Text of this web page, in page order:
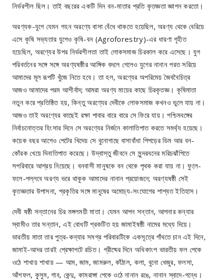
নির্ভরশীল ছিল। তাই বছরের একটি দিন বন-মাতার প্রতি কৃতজ্ঞতা জ্ঞাপন করতো।
অরণ্যক-যুগে যেমন গহন অরণ্যে বাসা বেঁধে থাকতে হয়েছিল, অরণ্য থেকে বেরিয়ে
এসে কৃষি সভ্যতার যুগেও কৃষি-বন (Agroforestry)-এর ধারণা গৃহীত
হয়েছিল, অরণ্যের উপর নির্ভরশীলতা তাই লোকসমাজ চিরকাল করে এসেছে। যুগ
পরিবর্তনের সঙ্গে সঙ্গে অরণ্যষষ্ঠীর আঙ্গিক বদলে গেলেও যুগের নানান পরত সরিয়ে
আমাদের মূল রূপটি খুঁজে নিতে হবে। তা হল, অরণ্যের অপরিমেয় জৈববৈচিত্র
আজও আমাদের পরম আশীর্বাদ; আমরা অরণ্য মায়ের কাছে চিরকৃতজ্ঞ। কৃষিমাতা
নতুন করে প্রতিষ্ঠিত হয়, কিন্তু অরণ্যের দেবীকে লোকসমাজ কখনও ভুলে যায় না।
আজও তাই অরণ্যের কাছেই রক্ষা পাবার বারে বারে সে ফিরে যায়। পশ্চিমবঙ্গের
নির্বাচনোত্তর হিংসার দিনে সে অরণ্যের নির্জনে কালাতিপাত করতে সমর্থ্য হয়েছে।
কয়েক বছর আগেও পেটের খিদেয় সে বুনোগাছে বাসাবাঁধা পিপড়ের ডিম আর বন-
কোঁরক খেয়ে দিনাতিপাত করেছে। উদ্বাস্তু জীবনে সে সুন্দরবনের মরিচঝাঁপিতে
সপরিবারে আশ্রয় নিয়েছে। বনবাসী মানুষকে বন থেকে পৃথক করা যায় না। ফুলে-
ফলে-পল্লবে অরণ্য ভরে থাকুক আমাদের নানান প্রয়োজনে; অরণ্যষষ্ঠী সেই
কৃতজ্ঞতার উপাসনা, প্রকৃতির সঙ্গে মানুষের অমোচ্য-সংযোগের শাশ্বত ইতিহাস।
দেবী ষষ্ঠী সন্তানের চির মঙ্গলময়ী মাতা। যেমন আপন সন্তান, আপনার কন্যার
স্বামীও তার সন্তান, এই বোধটি প্রকটিত হয় জামাইষষ্ঠী নামের মধ্যে দিয়ে।
ভারতীয় মাতা তার পুত্র-কন্যার সমগ্র পরিবারটিকে একসূত্রে গাঁথতে চান এই দিনে,
জামাই-আদর তারই প্রেক্ষাপটে রচিত। গ্রীষ্মের দিনে অধিকাংশ ভারতীয় ফল পেকে
ওঠে শাখায় শাখায় — আম, জাম, জামরুল, কাঁঠাল, কলা, বুনো খেজুর, ফলসা,
আঁশফল, কুসুম, গাব, কেন্দু, কামরাঙ্গা পেকে ওঠে নানান রঙে, নানান স্বাদে-গন্ধে।